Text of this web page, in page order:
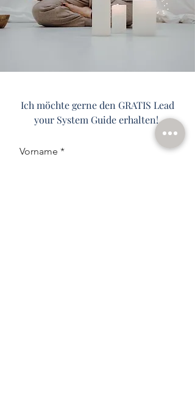
Ich möchte gerne den GRATIS Lead
your System Guide erhalten!
Vorname